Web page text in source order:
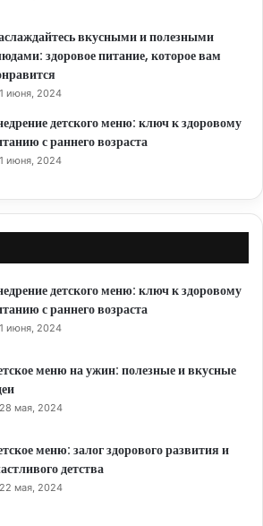
вкусными и полезными
здоровое питание, которое вам
1 июня, 2024
детского меню: ключ к здоровому
с раннего возраста
1 июня, 2024
детского меню: ключ к здоровому
с раннего возраста
1 июня, 2024
меню на ужин: полезные и вкусные
28 мая, 2024
меню: залог здорового развития и
детства
22 мая, 2024